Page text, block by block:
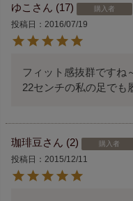
ゆこ 17 購入者
投稿日
2016/07/19
フィット感抜群ですね
22センチの私の足でも
珈琲豆 2 購入者
投稿日
2015/12/11